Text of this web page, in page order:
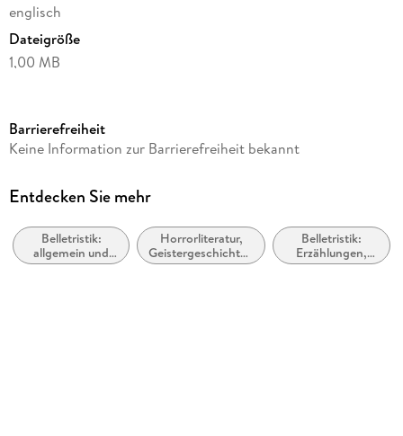
englisch
Dateigröße
1,00 MB
Autor/Autorin
Verlag/Hersteller
Kopierschutz
mit Adobe-DRM-Kopierschutz
Barrierefreiheit
Keine Information zur Barrierefreiheit bekannt
Entdecken Sie mehr
Belletristik:
allgemein und
literarisch, nicht
Horrorliteratur,
Geistergeschichten
und
Belletristik:
Erzählungen,
Kurzgeschichten,